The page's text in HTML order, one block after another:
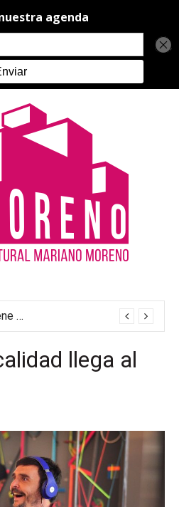
Cartelera: lo que viene en el teatro de La Moreno
llega al